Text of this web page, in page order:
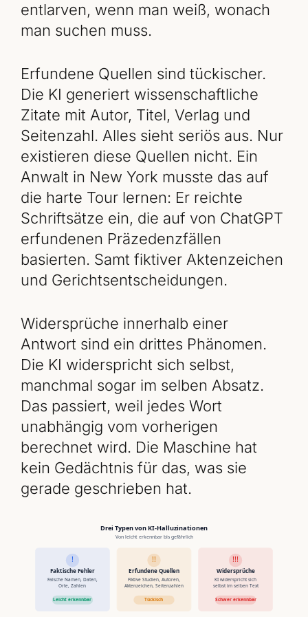
entlarven, wenn man weiß, wonach
man suchen muss.
Erfundene Quellen sind tückischer.
Die KI generiert wissenschaftliche
Zitate mit Autor, Titel, Verlag und
Seitenzahl. Alles sieht seriös aus. Nur
existieren diese Quellen nicht. Ein
Anwalt in New York musste das auf
die harte Tour lernen: Er reichte
Schriftsätze ein, die auf von ChatGPT
erfundenen Präzedenzfällen
basierten. Samt fiktiver Aktenzeichen
und Gerichtsentscheidungen.
Widersprüche innerhalb einer
Antwort sind ein drittes Phänomen.
Die KI widerspricht sich selbst,
manchmal sogar im selben Absatz.
Das passiert, weil jedes Wort
unabhängig vom vorherigen
berechnet wird. Die Maschine hat
kein Gedächtnis für das, was sie
gerade geschrieben hat.